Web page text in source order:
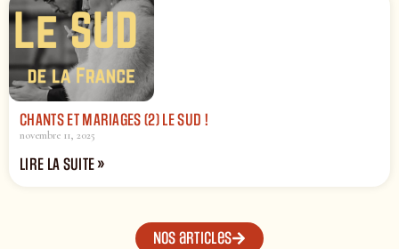
CHANTS ET MARIAGES (2) LE SUD !
novembre 11, 2025
LIRE LA SUITE »
Nos articles